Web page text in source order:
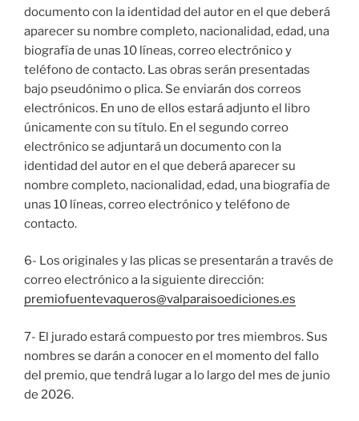
documento con la identidad del autor en el que deberá
aparecer su nombre completo, nacionalidad, edad, una
biografía de unas 10 líneas, correo electrónico y
teléfono de contacto. Las obras serán presentadas
bajo pseudónimo o plica. Se enviarán dos correos
electrónicos. En uno de ellos estará adjunto el libro
únicamente con su título. En el segundo correo
electrónico se adjuntará un documento con la
identidad del autor en el que deberá aparecer su
nombre completo, nacionalidad, edad, una biografía de
unas 10 líneas, correo electrónico y teléfono de
contacto.
6- Los originales y las plicas se presentarán a través de
correo electrónico a la siguiente dirección:
premiofuentevaqueros@valparaisoediciones.es
7- El jurado estará compuesto por tres miembros. Sus
nombres se darán a conocer en el momento del fallo
del premio, que tendrá lugar a lo largo del mes de junio
de 2026.